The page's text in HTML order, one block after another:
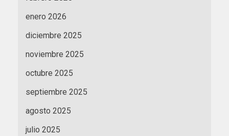
enero 2026
diciembre 2025
noviembre 2025
octubre 2025
septiembre 2025
agosto 2025
julio 2025